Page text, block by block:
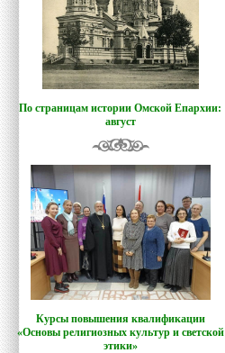
По страницам истории Омской Епархии:
август
Курсы повышения квалификации
«Основы религиозных культур и светской
этики»